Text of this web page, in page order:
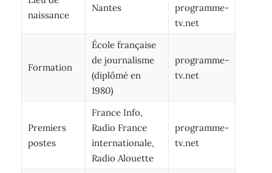
naissance
Nantes
programme-
tv.net
Formation
École française
de journalisme
(diplômé en
1980)
programme-
tv.net
Premiers
postes
France Info,
Radio France
internationale,
Radio Alouette
programme-
tv.net